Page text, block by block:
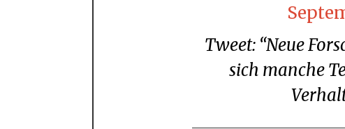
Tweet: “Neue Forschung: Warum beteiligen
sich manche